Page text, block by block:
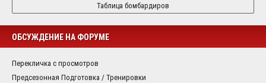
Таблица бомбардиров
ОБСУЖДЕНИЕ НА ФОРУМЕ
Перекличка с просмотров
Предсезонная Подготовка / Тренировки